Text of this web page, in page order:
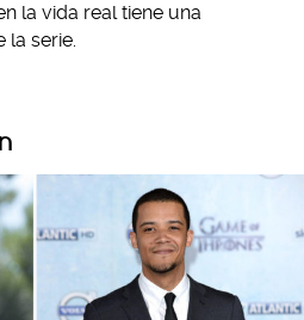
la vida real tiene una
la serie.